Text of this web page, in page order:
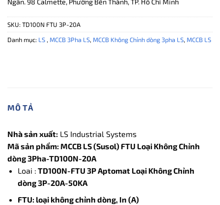
Ngân. 98 Calmette, Phường Bến Thành, TP. Hồ Chí Minh
SKU: TD100N FTU 3P-20A
Danh mục: LS , MCCB 3Pha LS, MCCB Không Chỉnh dòng 3pha LS, MCCB LS
MÔ TẢ
Nhà sản xuất: LS Industrial Systems
Mã sản phẩm: MCCB LS (Susol) FTU Loại Không Chỉnh
dòng 3Pha-TD100N-20A
Loai : TD100N-FTU 3P Aptomat Loại Không Chỉnh
dòng 3P-20A-50KA
FTU: loại không chỉnh dòng, In (A)